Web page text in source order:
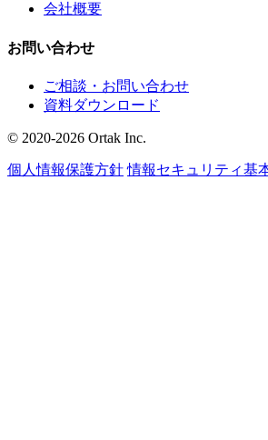
会社概要
お問い合わせ
ご相談・お問い合わせ
資料ダウンロード
© 2020-2026 Ortak Inc.
個人情報保護方針 情報セキュリティ基